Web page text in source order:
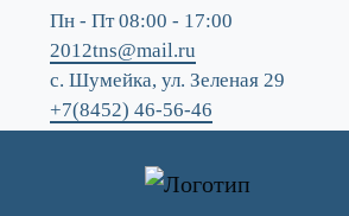
Пн - Пт 08:00 - 17:00
2012tns@mail.ru
с. Шумейка, ул. Зеленая 29
+7(8452) 46-56-46